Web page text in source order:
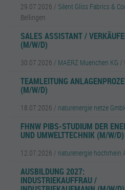
29.07.2026 / Silent Gliss Fabrics &
Bellingen
SALES ASSISTANT /
(M/W/D)
30.07.2026 / MAERZ Muenchen KG /
TEAMLEITUNG
(M/W/D)
18.07.2026 / naturenergie netze
FHNW PIBS-STUDIUM DER
UND UMWELTTECHNIK (M/W/D)
12.07.2026 / naturenergie hochrhein
AUSBILDUNG 2027:
INDUSTRIEKAUFFRAU /